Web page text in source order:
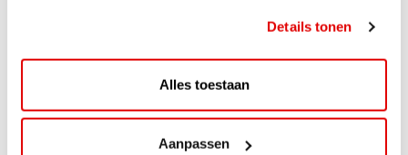
Details tonen
Alles toestaan
Aanpassen